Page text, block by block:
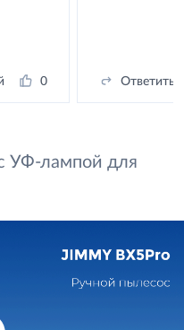
0 Ответить
УФ-лампой для